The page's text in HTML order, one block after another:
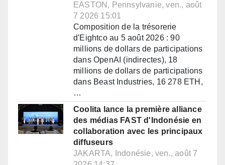
EASTON, Pennsylvanie, ven., août
7 2026 15:01
Composition de la trésorerie
d'Eightco au 5 août 2026 : 90
millions de dollars de participations
dans OpenAI (indirectes), 18
millions de dollars de participations
dans Beast Industries, 16 278 ETH,
…
Coolita lance la première alliance
des médias FAST d'Indonésie en
collaboration avec les principaux
diffuseurs
JAKARTA, Indonésie, ven., août 7